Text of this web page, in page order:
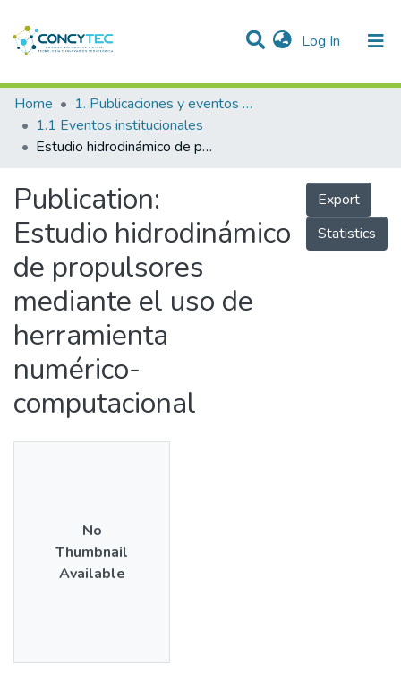
Log In (current)
Communities & Collections
Research Outputs
People
Statistics
Home
1. Publicaciones y eventos institucionales
1.1 Eventos institucionales
Estudio hidrodinámico de propulsores mediante el uso de herramienta numérico-computacional
Publication:
Estudio hidrodinámico
de propulsores
mediante el uso de
herramienta
numérico-
computacional
Export
Statistics
No
Thumbnail
Available